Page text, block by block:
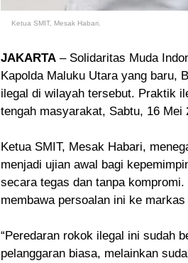
Ketua SMIT, Mesak Habari.
JAKARTA – Solidaritas Muda
Kapolda Maluku Utara yang baru,
ilegal di wilayah tersebut. Praktik
tengah masyarakat, Sabtu, 16 Mei
Ketua SMIT, Mesak Habari,
menjadi ujian awal bagi
secara tegas dan tanpa
membawa persoalan ini ke
“Peredaran rokok ilegal ini sudah
pelanggaran biasa, melainkan